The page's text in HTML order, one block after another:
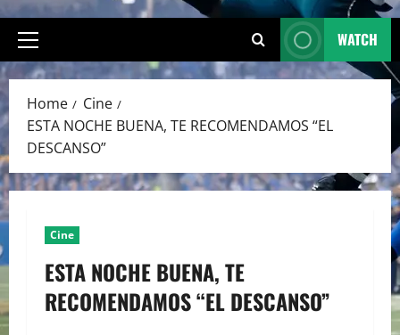
Primary
Menu
WATCH
Home
Cine
ESTA NOCHE BUENA, TE RECOMENDAMOS “EL
DESCANSO”
Cine
ESTA NOCHE BUENA, TE
RECOMENDAMOS “EL DESCANSO”